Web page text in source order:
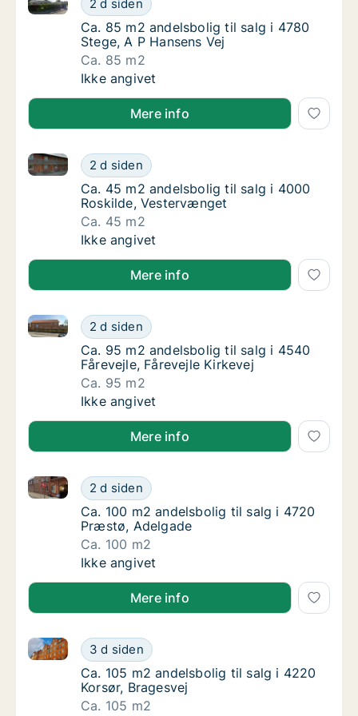
2 d siden
Ca. 85 m2 andelsbolig til salg i 4780 Stege,
Ca. 85 m2 andelsbolig til salg i 4780
Stege, A P Hansens Vej
Ca. 85 m2
Ca. 85 m2 andelsbolig til salg i 4780 Stege,
Ikke angivet
Mere info
Ca. 45 m2 andelsbolig til salg i 4000
2 d siden
Ca. 45 m2 andelsbolig til salg i 4000 Roskilde,
Ca. 45 m2 andelsbolig til salg i 4000
Ca. 45 m2 andelsbolig til salg i 4000
Roskilde, Vestervænget
Ca. 45 m2
Ca. 45 m2 andelsbolig til salg i 4000
Ikke angivet
Mere info
Ca. 95 m2 andelsbolig til salg i 4540
2 d siden
Ca. 95 m2 andelsbolig til salg i 4540 Fårevejle,
Ca. 95 m2 andelsbolig til salg i 4540
Ca. 95 m2 andelsbolig til salg i 4540
Fårevejle, Fårevejle Kirkevej
Ca. 95 m2
Ca. 95 m2 andelsbolig til salg i 4540
Ikke angivet
Mere info
Ca. 100 m2 andelsbolig til salg i 4720
2 d siden
Ca. 100 m2 andelsbolig til salg i 4720 Præstø,
Ca. 100 m2 andelsbolig til salg i 4720
Ca. 100 m2 andelsbolig til salg i 4720
Præstø, Adelgade
Ca. 100 m2
Ca. 100 m2 andelsbolig til salg i 4720
Ikke angivet
Mere info
Ca. 105 m2 andelsbolig til salg i 4220
3 d siden
Ca. 105 m2 andelsbolig til salg i 4220 Korsør,
Ca. 105 m2 andelsbolig til salg i 4220
Ca. 105 m2 andelsbolig til salg i 4220
Korsør, Bragesvej
Ca. 105 m2